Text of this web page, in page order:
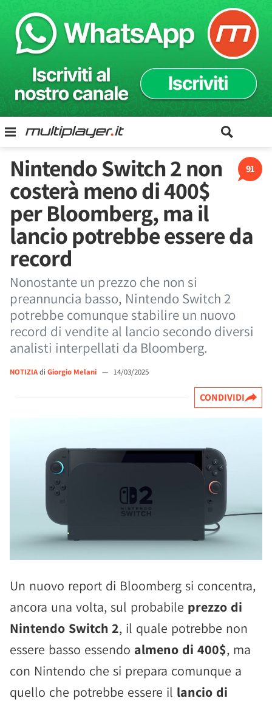
91
Nintendo Switch 2 non
costerà meno di 400$
per Bloomberg, ma il
lancio potrebbe essere da
record
Nonostante un prezzo che non si
preannuncia basso, Nintendo Switch 2
potrebbe comunque stabilire un nuovo
record di vendite al lancio secondo diversi
analisti interpellati da Bloomberg.
NOTIZIAdi Giorgio Melani — 14/03/2025
CONDIVIDI
Un nuovo report di Bloomberg si concentra,
ancora una volta, sul probabile prezzo di
Nintendo Switch 2, il quale potrebbe non
essere basso essendo almeno di 400$, ma
con Nintendo che si prepara comunque a
quello che potrebbe essere il lancio di